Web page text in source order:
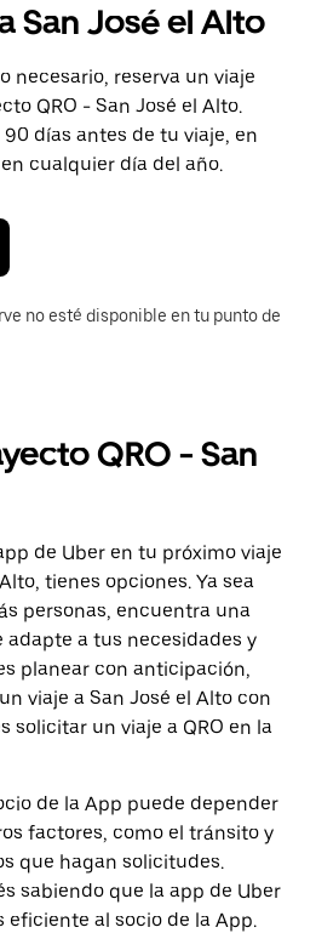
San José el Alto
necesario, reserva un viaje
QRO - San José el Alto.
días antes de tu viaje, en
cualquier día del año.
no esté disponible en tu punto de
QRO - San
de Uber en tu próximo viaje
tienes opciones. Ya sea
personas, encuentra una
adapte a tus necesidades y
planear con anticipación,
viaje a San José el Alto con
solicitar un viaje a QRO en la
de la App puede depender
factores, como el tránsito y
que hagan solicitudes.
sabiendo que la app de Uber
eficiente al socio de la App.